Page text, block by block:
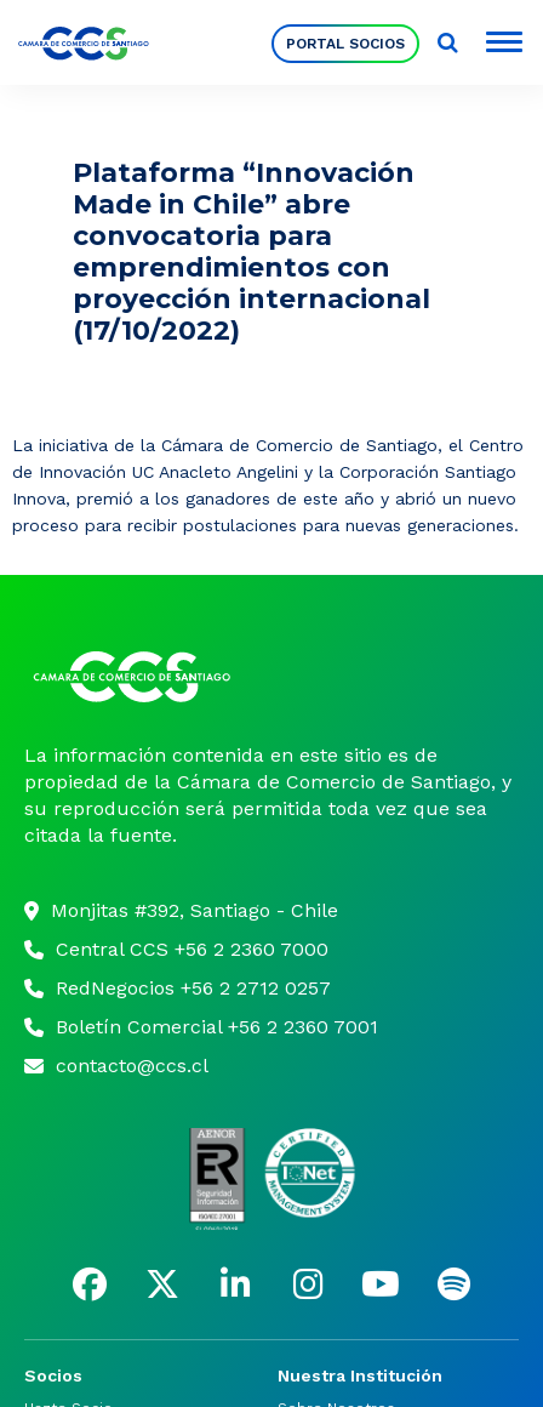
PORTAL SOCIOS
Nuestra Institución
Pilares Estratégicos
Eventos
Plataforma “Innovación
Made in Chile” abre
convocatoria para
emprendimientos con
proyección internacional
(17/10/2022)
La iniciativa de la Cámara de Comercio de Santiago, el Centro
de Innovación UC Anacleto Angelini y la Corporación Santiago
Innova, premió a los ganadores de este año y abrió un nuevo
proceso para recibir postulaciones para nuevas generaciones.
La información contenida en este sitio es de
propiedad de la Cámara de Comercio de Santiago, y
su reproducción será permitida toda vez que sea
citada la fuente.
Monjitas #392, Santiago - Chile
Central CCS +56 2 2360 7000
RedNegocios +56 2 2712 0257
Boletín Comercial +56 2 2360 7001
contacto@ccs.cl
Socios Nuestra Institución